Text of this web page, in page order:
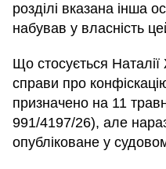
розділі вказана інша
набував у власність
Що стосується
справи про
призначено на 11
991/4197/26), але
опубліковане у